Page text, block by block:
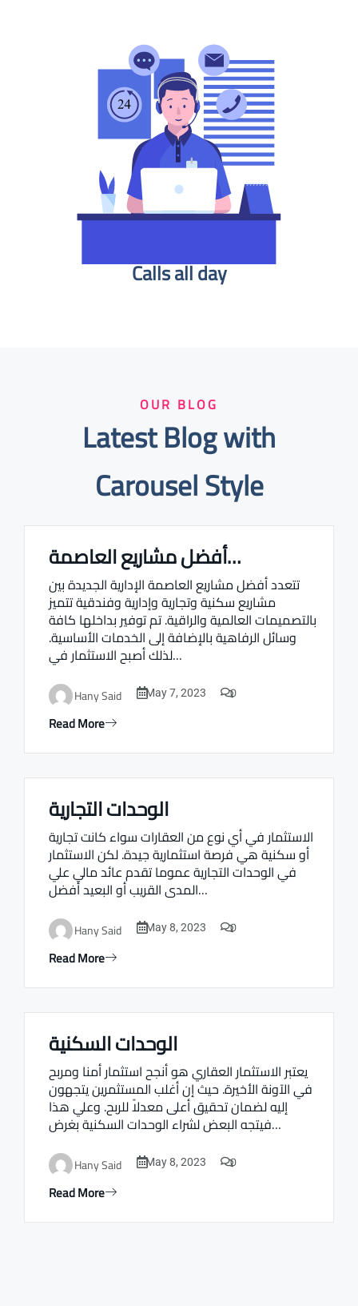
Calls all day
OUR BLOG
Latest Blog with
Carousel Style
Real estate Estate ville أفضل مشاريع العاصمة…
تتعدد أفضل مشاريع العاصمة الإدارية الجديدة بين
مشاريع سكنية وتجارية وإدارية وفندقية تتميز
بالتصميمات العالمية والراقية. تم توفير بداخلها كافة
وسائل الرفاهية بالإضافة إلى الخدمات الأساسية.
لذلك أصبح الاستثمار في…
Hany Said May 7, 2023 0
Read More
Real estate Estate ville
الوحدات التجارية
الاستثمار في أي نوع من العقارات سواء كانت تجارية
أو سكنية هي فرصة استثمارية جيدة. لكن الاستثمار
في الوحدات التجارية عموما تقدم عائد مالي علي
المدى القريب أو البعيد أفضل…
Hany Said May 8, 2023 0
Read More
Real estate Estate ville
الوحدات السكنية
يعتبر الاستثمار العقاري هو أنجح استثمار أمنا ومربح
في الآونة الأخيرة. حيث إن أغلب المستثمرين يتجهون
إليه لضمان تحقيق أعلى معدلاً للربح. وعلي هذا
فيتجه البعض لشراء الوحدات السكنية بغرض…
Hany Said May 8, 2023 0
Read More